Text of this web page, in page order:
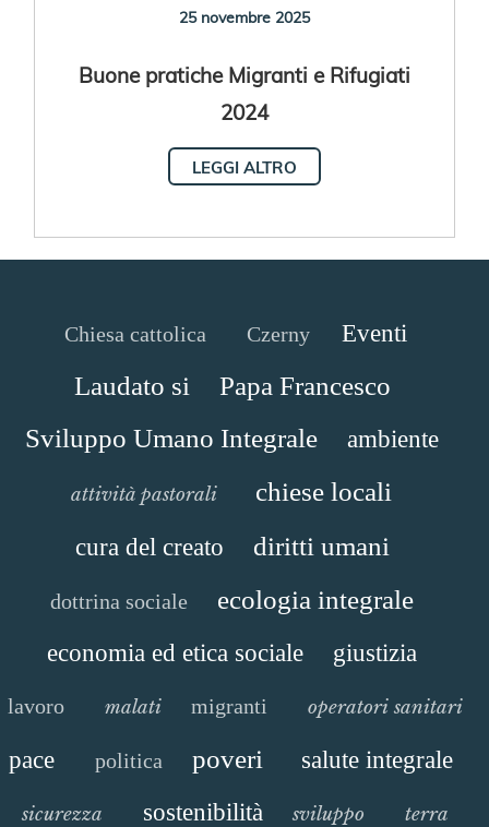
25 novembre 2025
Buone pratiche Migranti e Rifugiati
2024
LEGGI ALTRO
Chiesa cattolica Czerny Eventi
Laudato si
Papa Francesco
Sviluppo Umano Integrale
ambiente
attività pastorali chiese locali
cura del creato diritti umani
dottrina sociale ecologia integrale
economia ed etica sociale giustizia
lavoro malati migranti operatori sanitari
pace politica poveri salute integrale
sicurezza sostenibilità sviluppo terra